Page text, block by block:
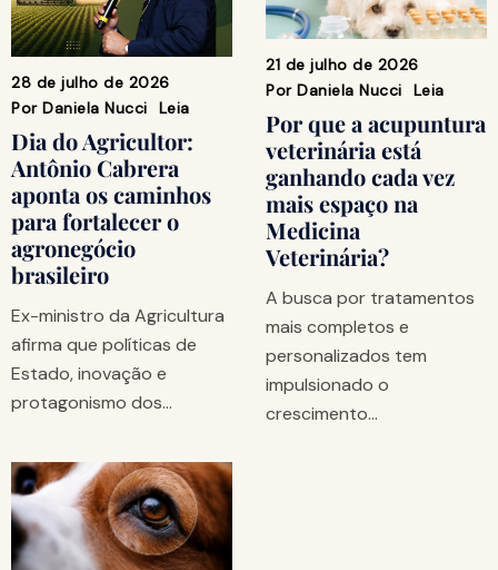
28 de julho de 2026
Por Daniela Nucci Leia
Dia do Agricultor:
Antônio Cabrera
aponta os caminhos
para fortalecer o
agronegócio
brasileiro
Ex-ministro da Agricultura
afirma que políticas de
Estado, inovação e
protagonismo dos…
21 de julho de 2026
Por Daniela Nucci Leia
Por que a acupuntura
veterinária está
ganhando cada vez
mais espaço na
Medicina
Veterinária?
A busca por tratamentos
mais completos e
personalizados tem
impulsionado o
crescimento…